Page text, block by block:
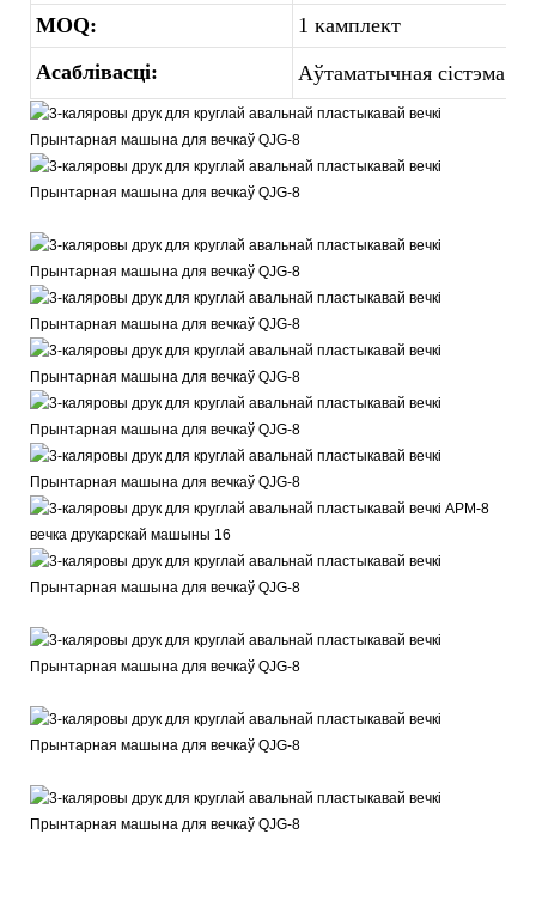
MOQ:
1 камплект
Асаблівасці:
Аўтаматычная сістэма